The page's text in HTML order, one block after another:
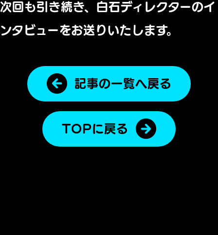
次回も引き続き、白石ディレクターのイ
ンタビューをお送りいたします。
記事の一覧へ戻る
TOPに戻る